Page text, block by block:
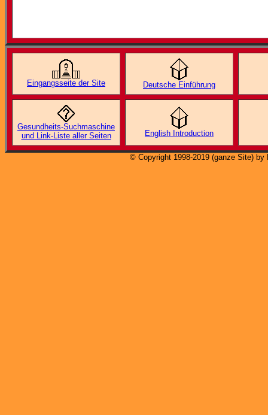
Eingangsseite der Site Deutsche Einführung
Gesundheits-Suchmaschine
und Link-Liste aller Seiten
English Introduction
© Copyright 1998-2019 (ganze Site)